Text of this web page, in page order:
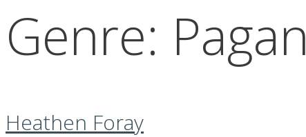
Genre: Pagan
Heathen Foray